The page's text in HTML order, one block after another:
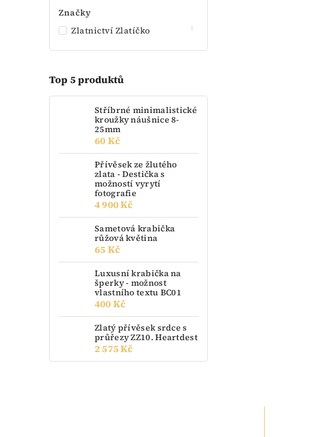
Značky
Zlatnictví Zlatíčko
1
Top 5 produktů
Stříbrné minimalistické
kroužky náušnice 8-
25mm
60 Kč
Přívěsek ze žlutého
zlata - Destička s
možností vyrytí
fotografie
4 900 Kč
Sametová krabička
růžová květina
65 Kč
Luxusní krabička na
šperky - možnost
vlastního textu BC01
400 Kč
Zlatý přívěsek srdce s
průřezy ZZ10. Heartdest
2 575 Kč